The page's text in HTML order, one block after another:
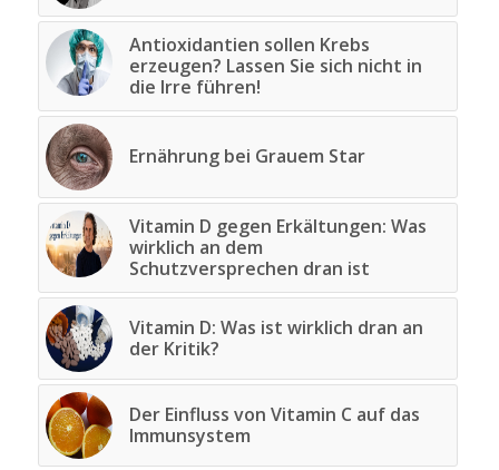
Antioxidantien sollen Krebs
erzeugen? Lassen Sie sich nicht in
die Irre führen!
Ernährung bei Grauem Star
Vitamin D gegen Erkältungen: Was
wirklich an dem
Schutzversprechen dran ist
Vitamin D: Was ist wirklich dran an
der Kritik?
Der Einfluss von Vitamin C auf das
Immunsystem